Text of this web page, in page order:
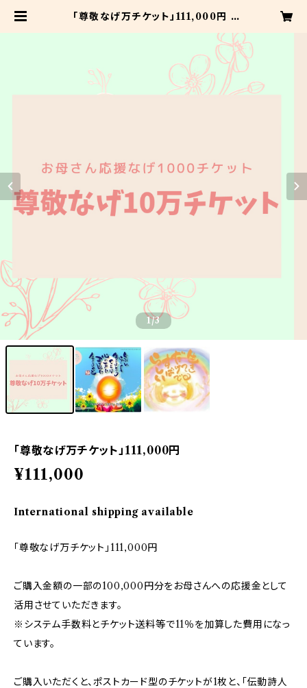
「尊敬なげ万チケット」111,000円 |
1/3
「尊敬なげ万チケット」111,000円
¥111,000
International shipping available
「尊敬なげ万チケット」111,000円
ご購入金額の一部の100,000円分をお母さんへの応援金として
活用させていただきます。
※システム手数料とチケット送料等で11％を加算した費用になっ
ています。
ご購入いただくと、ポストカード型のチケットが1枚と、「伝動詩人